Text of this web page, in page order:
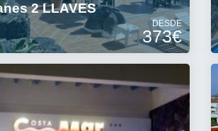
2 LLAVES
DESDE
373€